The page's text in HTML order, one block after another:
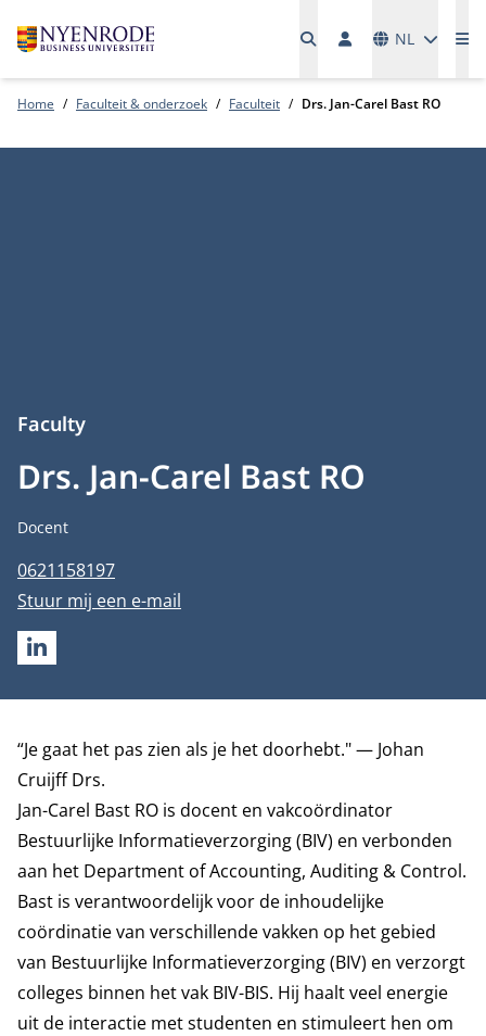
NL
Home Faculteit & onderzoek Faculteit Drs. Jan-Carel Bast RO
Drs. Jan-Carel Bast RO
Faculty
Functietitel
Docent
Telefoonnummer
0621158197
E-mailadres
Stuur mij een e-mail
LINKEDIN
Biografie
“Je gaat het pas zien als je het doorhebt." — Johan
Cruijff Drs.
Jan-Carel Bast RO is docent en vakcoördinator
Bestuurlijke Informatieverzorging (BIV) en verbonden
aan het Department of Accounting, Auditing & Control.
Bast is verantwoordelijk voor de inhoudelijke
coördinatie van verschillende vakken op het gebied
van Bestuurlijke Informatieverzorging (BIV) en verzorgt
colleges binnen het vak BIV-BIS. Hij haalt veel energie
uit de interactie met studenten en stimuleert hen om